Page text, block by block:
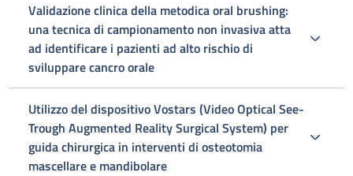
Validazione clinica della metodica oral brushing:
una tecnica di campionamento non invasiva atta
ad identificare i pazienti ad alto rischio di
sviluppare cancro orale
Utilizzo del dispositivo Vostars (Video Optical See-
Trough Augmented Reality Surgical System) per
guida chirurgica in interventi di osteotomia
mascellare e mandibolare